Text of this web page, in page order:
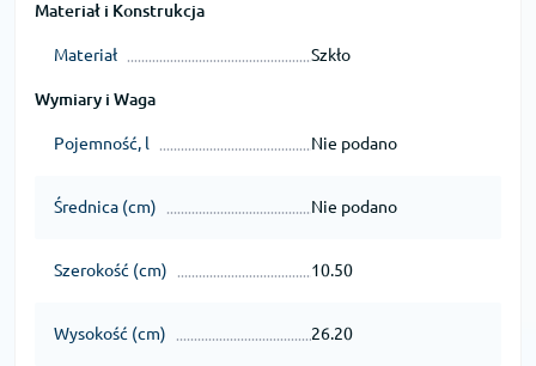
Materiał i Konstrukcja
Materiał Szkło
Wymiary i Waga
Pojemność, l Nie podano
Średnica (cm) Nie podano
Szerokość (cm) 10.50
Wysokość (cm) 26.20